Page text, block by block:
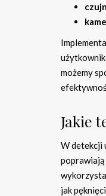
możemy
Jakie
W detekcji
jak